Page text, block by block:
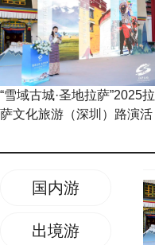
“雪域古城·圣地拉萨”2025拉
萨文化旅游（深圳）路演活
国内游
出境游